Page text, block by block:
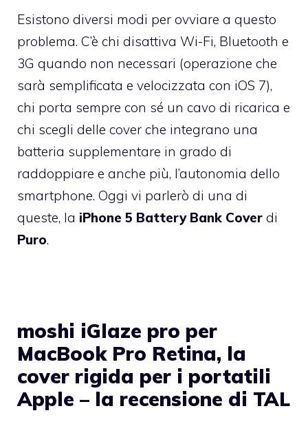
Esistono diversi modi per ovviare a questo
problema. C’è chi disattiva Wi-Fi, Bluetooth e
3G quando non necessari (operazione che
sarà semplificata e velocizzata con iOS 7),
chi porta sempre con sé un cavo di ricarica e
chi scegli delle cover che integrano una
batteria supplementare in grado di
raddoppiare e anche più, l’autonomia dello
smartphone. Oggi vi parlerò di una di
queste, la iPhone 5 Battery Bank Cover di
Puro.
moshi iGlaze pro per
MacBook Pro Retina, la
cover rigida per i portatili
Apple – la recensione di TAL